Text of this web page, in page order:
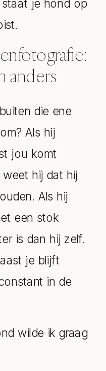
je hond op
anders
die ene
Als hij
jou komt
hij dat hij
Als hij
een stok
is dan hij zelf.
je blijft
in de
wilde ik graag